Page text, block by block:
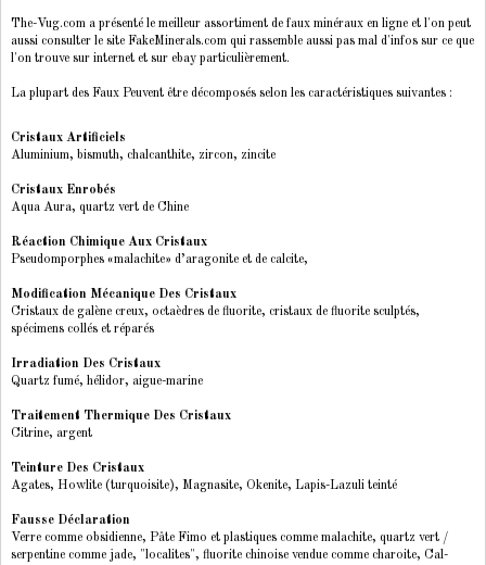
The-Vug.com a présenté le meilleur assortiment de faux minéraux en ligne et l'on peut
aussi consulter le site FakeMinerals.com qui rassemble aussi pas mal d'infos sur ce que
l'on trouve sur internet et sur ebay particulièrement.
La plupart des Faux Peuvent être décomposés selon les caractéristiques suivantes :
Cristaux Artificiels
Aluminium, bismuth, chalcanthite, zircon, zincite
Cristaux Enrobés
Aqua Aura, quartz vert de Chine
Réaction Chimique Aux Cristaux
Pseudomporphes «malachite» d’aragonite et de calcite,
Modification Mécanique Des Cristaux
Cristaux de galène creux, octaèdres de fluorite, cristaux de fluorite sculptés,
spécimens collés et réparés
Irradiation Des Cristaux
Quartz fumé, hélidor, aigue-marine
Traitement Thermique Des Cristaux
Citrine, argent
Teinture Des Cristaux
Agates, Howlite (turquoisite), Magnasite, Okenite, Lapis-Lazuli teinté
Fausse Déclaration
Verre comme obsidienne, Pâte Fimo et plastiques comme malachite, quartz vert /
serpentine comme jade, "localites", fluorite chinoise vendue comme charoite, Cal-